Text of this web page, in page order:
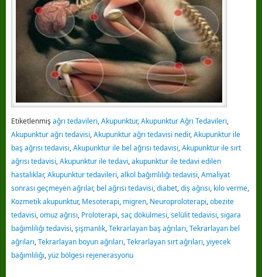
Etiketlenmiş ağrı tedavileri,Akupunktur,Akupunktur Ağrı Tedavileri,
Akupunktur ağrı tedavisi,Akupunktur ağrı tedavisi nedir,Akupunktur ile
baş ağrısı tedavisi,Akupunktur ile bel ağrısı tedavisi,Akupunktur ile sırt
ağrısı tedavisi,Akupunktur ile tedavi,akupunktur ile tedavi edilen
hastalıklar,Akupunktur tedavileri,alkol bağımlılığı tedavisi,Amaliyat
sonrası geçmeyen ağrılar, bel ağrısı tedavisi,diabet,diş ağrısı, kilo verme,
Kozmetik akupunktur, Mesoterapi, migren, Neuroproloterapi,obezite
tedavisi,omuz ağrısı, Proloterapi,saç dökülmesi,selülit tedavisi,sigara
bağımlılığı tedavisi,şişmanlık,Tekrarlayan baş ağrıları,Tekrarlayan bel
ağrıları,Tekrarlayan boyun ağrıları,Tekrarlayan sırt ağrıları,yiyecek
bağımlılığı,yüz bölgesi rejenerasyonu